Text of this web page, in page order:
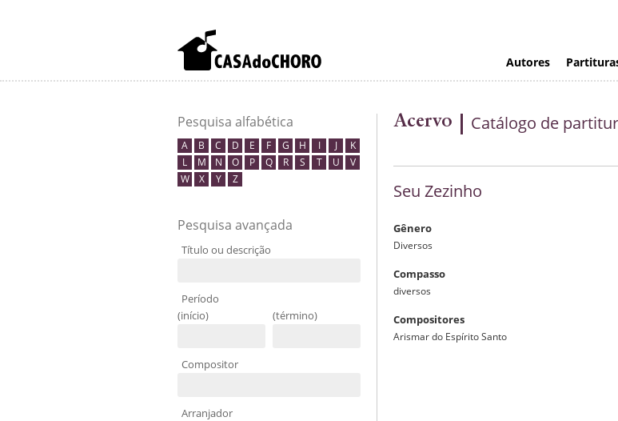
Autores
Pesquisa alfabética
A B C D E F G H I J
K
L
M N O P Q R S T U
V
W
X Y Z
Pesquisa avançada
Título ou descrição
Período
(início)
(término)
Compositor
Arranjador
Acervo Catálogo de
Seu Zezinho
Gênero
Diversos
Compasso
diversos
Compositores
Arismar do Espírito Santo